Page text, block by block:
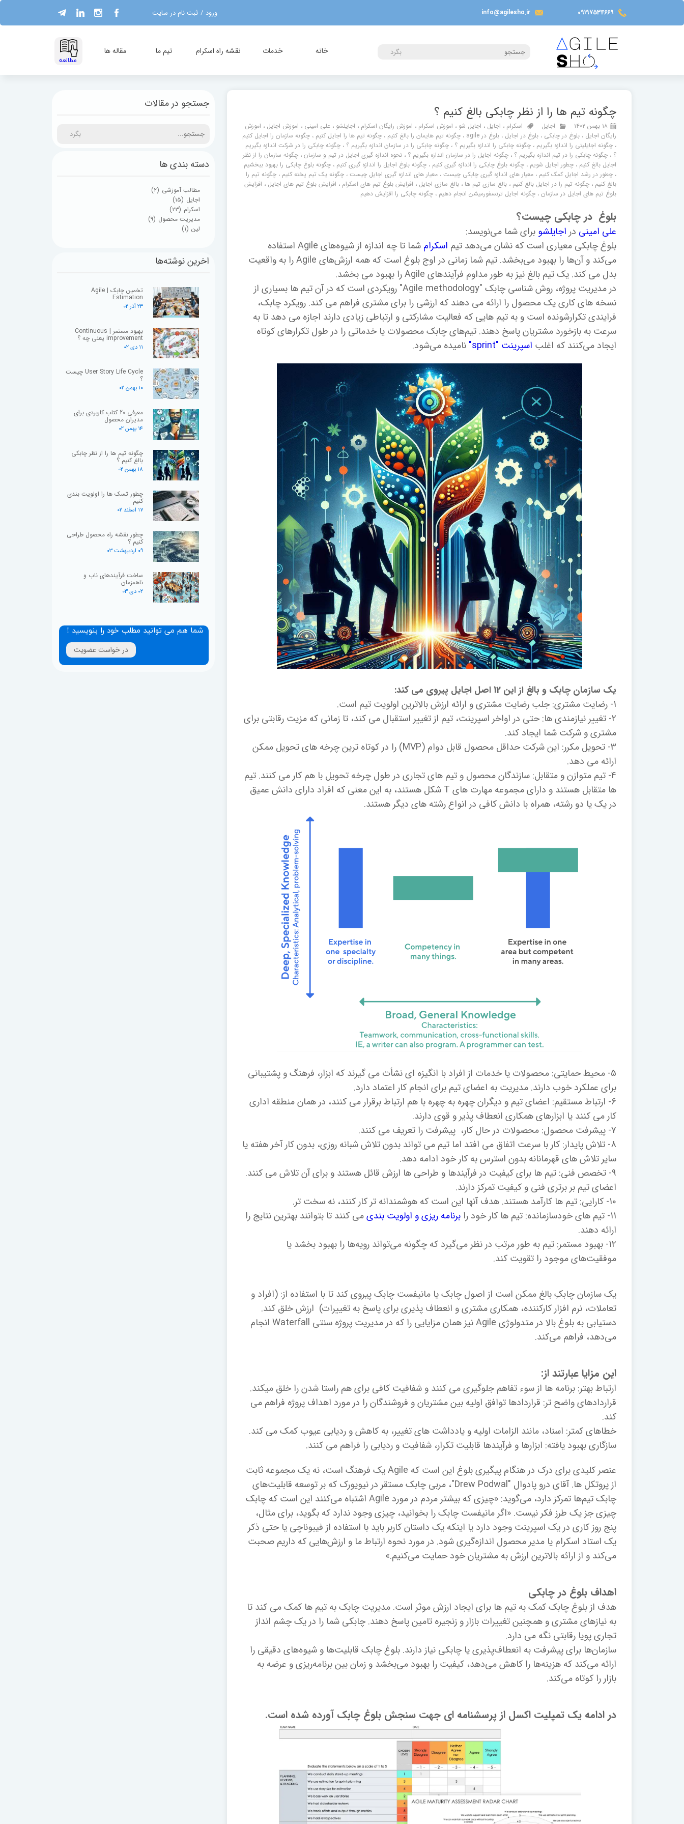
09197534669
info@agilesho.ir ورود / ثبت نام در سایت
تغییر گذر واژه
کاربری
خانه خدمات نقشه راه اسکرام تیم ما مقاله ها بگرد
​مطالعه
چگونه تیم ها را از نظر چابکی بالغ کنیم ؟
۱۸ بهمن ۱۴۰۲ اجایل اسکرام ، اجایل ، اجایل شو ، اموزش اسکرام ، اموزش رایگان اسکرام ، اجایلشو ، علی امینی ، اموزش اجایل ، اموزش
رایگان اجایل ، بلوغ در چابکی ، بلوغ در اجایل ، بلوغ در agile ، چگونه تیم هایمان را بالغ کنیم ، چگونه تیم ها را اجایل کنیم ، چگونه سازمان را اجایل کنیم
، چگونه اجایلیتی را اندازه بگیریم ، چگونه چابکی را اندازه بگیریم ؟ ، چگونه چابکی را در سازمان اندازه بگیریم ؟ ، چگونه چابکی را در شرکت اندازه بگیریم
؟ ، چگونه چابکی را در تیم اندازه بگیریم ؟ ، چگونه اجایل را در سازمان اندازه بگیریم ؟ ، نحوه اندازه گیری اجایل در تیم و سازمان ، چگونه سازمان را از نظر
اجایل بالغ کنیم ، چطور اجایل شویم ، چگونه بلوغ چابکی را اندازه گیری کنیم ، چگونه بلوغ اجایل را اندازه گیری کنیم ، چگونه بلوغ چابکی را بهبود ببخشیم
، چطور در رشد اجایل کمک کنیم ، معیار های اندازه گیری چابکی چیست ، معیار های اندازه گیری اجایل چیست ، چگونه یک تیم پخته کنیم ، چگونه تیم را
بالغ کنیم ، چگونه تیم را در اجایل بالغ کنیم ، بالغ سازی تیم ها ، بالغ سازی اجایل ، افزایش بلوغ تیم های اسکرام ، افزایش بلوغ تیم های اجایل ، افزایش
بلوغ تیم های اجایل در سازمان ، چگونه اجایل ترنسفورمیشن انجام دهیم ، چگونه چابکی را افزایش دهیم
بلوغ در چابکی چیست؟
علی امینی در اجایلشو برای شما می‌نویسد:
بلوغ چابکی معیاری است که نشان می‌دهد تیم اسکرام
شما تا چه اندازه از شیوه‌های Agile استفاده
می‌کند و آن‌ها را بهبود می‌بخشد. تیم شما زمانی در اوج بلوغ است که همه ارزش‌های Agile را به واقعیت
بدل می کند. یک تیم بالغ نیز به طور مداوم فرآیندهای Agile را بهبود می بخشد.
در مدیریت پروژه، روش شناسی چابک "Agile methodology" رویکردی است که در آن تیم ها بسیاری از
نسخه های کاری یک محصول را ارائه می دهند که ارزشی را برای مشتری فراهم می کند. رویکرد چابک،
فرایندی تکرارشونده است و به تیم هایی که فعالیت مشارکتی و ارتباطی زیادی دارند اجازه می دهد تا به
سرعت به بازخورد مشتریان پاسخ دهند. تیم‌های چابک محصولات یا خدماتی را در طول تکرارهای کوتاه
ایجاد می‌کنند که اغلب اسپرینت "sprint" نامیده می‌شود.
یک سازمان چابک و بالغ از این 12 اصل اجایل پیروی می کند:
1- رضایت مشتری: جلب رضایت مشتری و ارائه ارزش بالاترین اولویت تیم است.
2- تغییر نیازمندی ها: حتی در اواخر اسپرینت، تیم از تغییر استقبال می کند، تا زمانی که مزیت رقابتی برای
مشتری و شرکت شما ایجاد کند.
3- تحویل مکرر: این شرکت حداقل محصول قابل دوام (MVP) را در کوتاه ترین چرخه های تحویل ممکن
ارائه می دهد.
4- تیم متوازن و متقابل: سازندگان محصول و تیم های تجاری در طول چرخه تحویل با هم کار می کنند. تیم
ها متقابل هستند و دارای مجموعه مهارت های T شکل هستند، به این معنی که افراد دارای دانش عمیق
در یک یا دو رشته، همراه با دانش کافی در انواع رشته های دیگر هستند.
5- محیط حمایتی: محصولات یا خدمات از افراد با انگیزه ای نشأت می گیرند که ابزار، فرهنگ و پشتیبانی
برای عملکرد خوب دارند. مدیریت به اعضای تیم برای انجام کار اعتماد دارد.
6- ارتباط مستقیم: اعضای تیم و دیگران چهره به چهره با هم ارتباط برقرار می کنند، در همان منطقه اداری
کار می کنند یا ابزارهای همکاری انعطاف پذیر و قوی دارند.
7- پیشرفت محصول: محصولات در حال کار، پیشرفت را تعریف می کنند.
8- تلاش پایدار: کار با سرعت اتفاق می افتد اما تیم می تواند بدون تلاش شبانه روزی، بدون کار آخر هفته یا
سایر تلاش های قهرمانانه بدون استرس به کار خود ادامه دهد.
9- تخصص فنی: تیم ها برای کیفیت در فرآیندها و طراحی ها ارزش قائل هستند و برای آن تلاش می کنند.
اعضای تیم بر برتری فنی و کیفیت تمرکز دارند.
10- کارایی: تیم ها کارآمد هستند. هدف آنها این است که هوشمندانه تر کار کنند، نه سخت تر.
11- تیم های خودسازمانده: تیم ها کار خود را
برنامه ریزی و اولویت بندیمی کنند تا بتوانند بهترین نتایج را
ارائه دهند.
12- بهبود مستمر: تیم به طور مرتب در نظر می‌گیرد که چگونه می‌تواند رویه‌ها را بهبود بخشد یا
موفقیت‌های موجود را تقویت کند.
یک سازمان چابکِ بالغ ممکن است از اصول چابک یا مانیفست چابک پیروی کند تا با استفاده از: (افراد و
تعاملات، نرم افزار کارکننده، همکاری مشتری و انعطاف پذیری برای پاسخ به تغییرات) ارزش خلق کند.
دستیابی به بلوغ بالا در متدولوژی Agile نیز همان مزایایی را که در مدیریت پروژه سنتی Waterfall انجام
می‌دهد، فراهم می‌کند.
این مزایا عبارتند از:
ارتباط بهتر: برنامه ها از سوء تفاهم جلوگیری می کنند و شفافیت کافی برای هم راستا شدن را خلق میکند.
قراردادهای واضح تر: قراردادها توافق اولیه بین مشتریان و فروشندگان را در مورد اهداف پروژه فراهم می
کند.
خطاهای کمتر: اسناد، مانند الزامات اولیه و یادداشت های تغییر، به کاهش و ردیابی عیوب کمک می کند.
سازگاری بهبود یافته: ابزارها و فرآیندها قابلیت تکرار، شفافیت و ردیابی را فراهم می کنند.
عنصر کلیدی برای درک در هنگام پیگیری بلوغ این است که Agile یک فرهنگ است، نه یک مجموعه ثابت
از پروتکل ها. آقای درو پادوال "Drew Podwal"، مربی چابک مستقر در نیویورک که بر توسعه قابلیت‌های
چابک تیم‌ها تمرکز دارد، می‌گوید: «چیزی که بیشتر مردم در مورد Agile اشتباه می‌کنند این است که چابک
چیزی جز یک طرز فکر نیست. «اگر مانیفست چابک را بخوانید، چیزی وجود ندارد که بگوید، برای مثال،
پنج روز کاری در یک اسپرینت وجود دارد یا اینکه یک داستان کاربر باید با استفاده از فیبوناچی یا حتی ذکر
یک استاد اسکرام یا مدیر محصول اندازه‌گیری شود. در مورد نحوه ارتباط ما و ارزش‌هایی که داریم صحبت
می‌کند و از ارائه بالاترین ارزش به مشتریان خود حمایت می‌کنیم.»
اهداف بلوغ در چابکی
هدف از بلوغ چابک کمک به تیم ها برای ایجاد ارزش موثر است. مدیریت چابک به تیم ها کمک می کند تا
به نیازهای مشتری و همچنین تغییرات بازار و زنجیره تامین پاسخ دهند. چابکی شما را در یک چشم انداز
تجاری پویا رقابتی نگه می دارد.
سازمان‌ها برای پیشرفت به انعطاف‌پذیری یا چابکی نیاز دارند. بلوغ چابک قابلیت‌ها و شیوه‌های دقیقی را
ارائه می‌کند که هزینه‌ها را کاهش می‌دهد، کیفیت را بهبود می‌بخشد و زمان بین برنامه‌ریزی و عرضه به
بازار را کوتاه می‌کند.
در ادامه یک تمپلیت اکسل از پرسشنامه ای جهت سنجش بلوغ چابک آورده شده است.
دسته بندی ها
مطالب آموزشی (۲)
اجایل (۱۵)
اسکرام (۲۳)
مدیریت محصول (۹)
لین (۱)
جستجو در مقالات
بگرد
اخرین نوشته‌ها
تخمین چابک | Agile
Estimation
۲۳ آذر ۰۲
بهبود مستمر | Continuous
improvement یعنی چه ؟
۱۱ دی ۰۲
User Story Life Cycle چیست
؟
۱۰ بهمن ۰۲
معرفی 20 کتاب کاربردی برای
مدیران محصول
۱۴ بهمن ۰۲
چگونه تیم ها را از نظر چابکی
بالغ کنیم ؟
۱۸ بهمن ۰۲
چطور تسک ها را اولویت بندی
کنیم
۱۷ اسفند ۰۲
چطور نقشه راه محصول طراحی
کنیم ؟
۰۹ اردیبهشت ۰۳
ساخت فرآیندهای ناب و
ناهمزمان
۰۲ دی ۰۳
شما هم می توانید مطلب خود را بنویسید !
در خواست عضویت